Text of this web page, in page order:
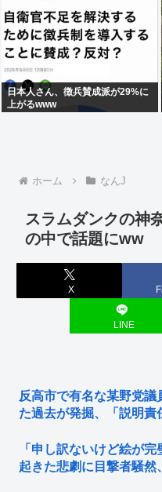
日本人さん、徴兵賛成派が29%に
上がるwww
ホーム なんJ
スラムダンクの神
の中で話題にww
X
LINE
反高市で有名な某野党
た過去が発掘、「説明責
「申し訳ないけど絵が
起きた悲劇に目撃者騒然